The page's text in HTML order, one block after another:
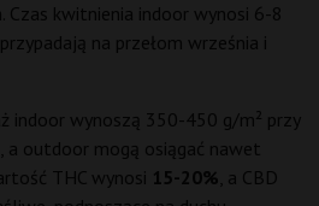
kwitnienia indoor wynosi 6-8
na przełom września i
indoor wynoszą 350-450 g/m² przy
a outdoor mogą osiągać nawet
THC wynosi 15-20% , a CBD